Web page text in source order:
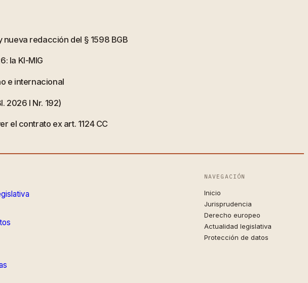
redacción del § 1598 BGB
la KI-MIG
e internacional
2026 I Nr. 192)
el contrato ex art. 1124 CC
NAVEGACIÓN
Inicio
Jurisprudencia
Derecho europeo
Actualidad legislativa
Protección de datos